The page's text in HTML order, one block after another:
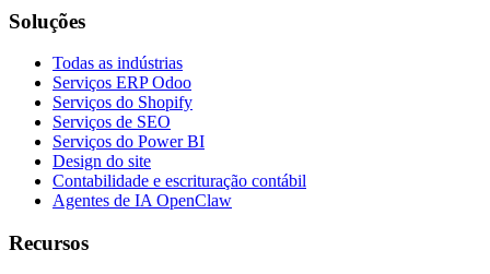
Soluções
Todas as indústrias
Serviços ERP Odoo
Serviços do Shopify
Serviços de SEO
Serviços do Power BI
Design do site
Contabilidade e escrituração contábil
Agentes de IA OpenClaw
Recursos